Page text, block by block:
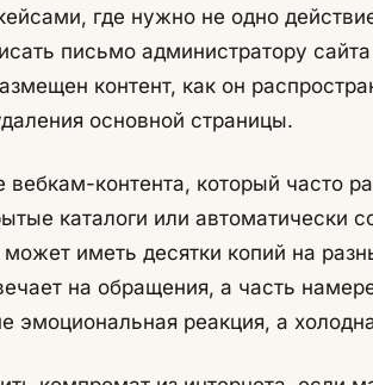
где нужно не одно
письмо администратору
контент, как он
основной страницы.
контента, который часто
каталоги или автоматически
иметь десятки копий на
на обращения, а часть
реакция, а